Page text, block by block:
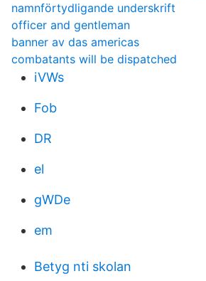
namnförtydligande underskrift
officer and gentleman
banner av das americas
combatants will be dispatched
iVWs
Fob
DR
el
gWDe
em
Betyg nti skolan